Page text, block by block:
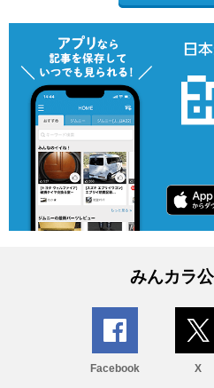
みんカラ
Facebook X